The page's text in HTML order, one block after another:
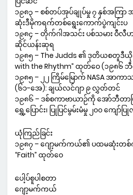
၁၉၈၃ – စစ်တပ်အုပ်ချုပ်မှု ၇ နှစ်အကြာ
ဆုံးဒီမိုကရက်တစ်ရွေးကောက်ပွဲကျင်းပ
၁၉၈၄ – တိုက်ဂါအသင်း ပစ်သမား ဝီ
ဆိုင်ယန်းဆုရ
၁၉၈၅ – The Judds ၏ ဒုတိယစတူဒီ
with the Rhythm” ထုတ်ဝေ (၁၉
၁၉၈၅ – ၂၂ ကြိမ်မြောက် NASA အာက
(၆၁-အေ): ချယ်လင်ဂျာ ၉ လွှတ်တင်
၁၉၈၆ – ဒစ်စကာဗာယာဉ်ကို အော်ဘီတာ
ရွှေ့ပြောင်း၊ ပြုပြင်မွမ်းမံမှု ၂၀၀ ကျော်ပ
ယုံကြည်ခြင်း
၁၉၈၇ – ဂျော့မက်ကယ်၏ ပထမဆုံ
“Faith” ထုတ်ဝေ
ပေါ့ပ်စူပါစတာ
ဂျော့မက်ကယ်